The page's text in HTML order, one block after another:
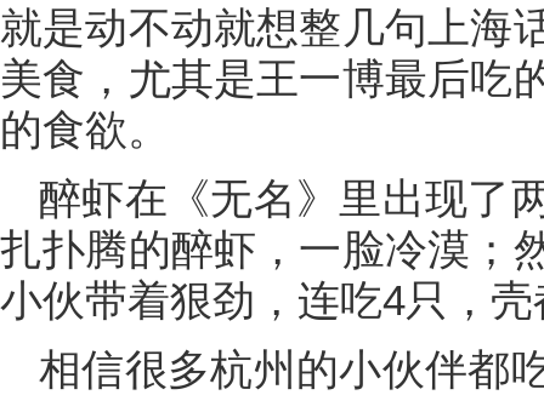
就是动不动就想整几句上海
美食，尤其是王一博最后吃
的食欲。
醉虾在《无名》里出现了
扎扑腾的醉虾，一脸冷漠；
小伙带着狠劲，连吃4只，
相信很多杭州的小伙伴都